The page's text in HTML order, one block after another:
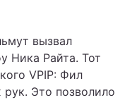
вызвал
Ника Райта. Тот
VPIP: Фил
рук. Это позволило